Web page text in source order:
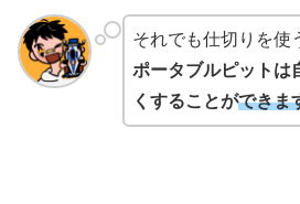
それでも仕切りを使
ポータブルピットは
くすることができま